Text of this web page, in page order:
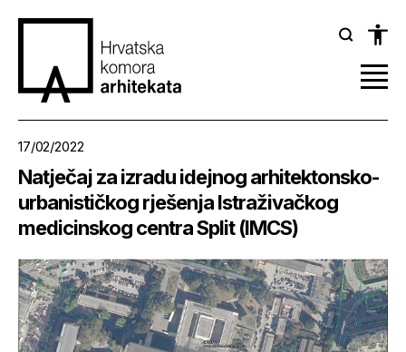
17/02/2022
Natječaj za izradu idejnog arhitektonsko-
urbanističkog rješenja Istraživačkog
medicinskog centra Split (IMCS)